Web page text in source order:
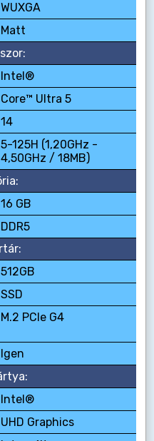
WUXGA
Matt
Intel®
Core™ Ultra 5
14
5-125H (1,20GHz -
4,50GHz / 18MB)
16 GB
DDR5
512GB
SSD
M.2 PCIe G4
Igen
Intel®
UHD Graphics